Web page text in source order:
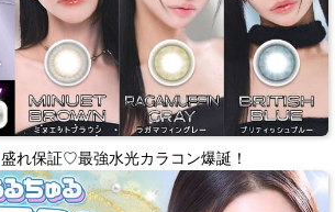
盛れ保証♡最強水光カラコン爆誕！